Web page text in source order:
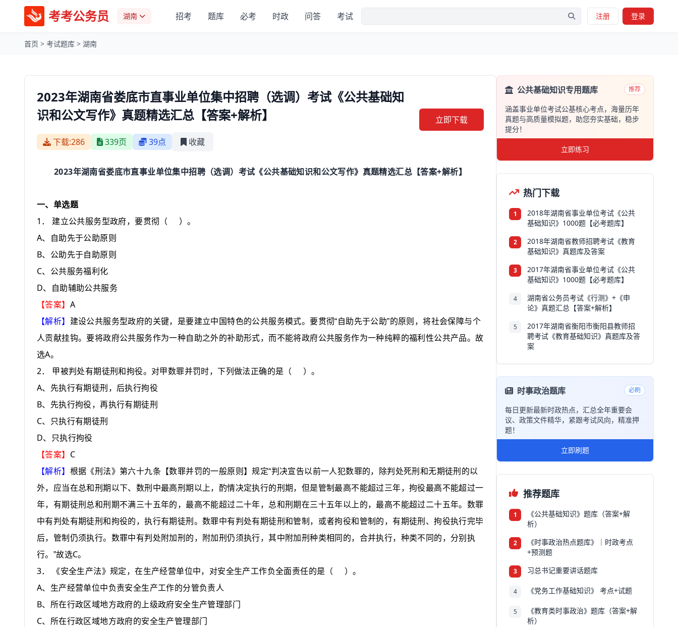
考考公务员 湖南 招考 题库 必考 时政 问答 考试 注册 登录
首页 > 考试题库 > 湖南
2023年湖南省娄底市直事业单位集中招聘（选调）考试《公共基础知
识和公文写作》真题精选汇总【答案+解析】
下载:286 339页 39点 收藏
立即下载
2023年湖南省娄底市直事业单位集中招聘（选调）考试《公共基础知识和公文写作》真题精选汇总【答案+解析】
一、单选题
1 ． 建立公共服务型政府，要贯彻 （ ）。
A、自助先于公助原则
B、公助先于自助原则
C、公共服务福利化
D、自助辅助公共服务
【答案】 A
【解析】 建设公共服务型政府的关键，是要建立中国特色的公共服务模式。要贯彻“自助先于公助”的原则，将社会保障与个
人贡献挂钩。要将政府公共服务作为一种自助之外的补助形式，而不能将政府公共服务作为一种纯粹的福利性公共产品。故
选A。
2． 甲被判处有期徒刑和拘役。对甲数罪并罚时，下列做法正确的是 （ ）。
A、先执行有期徒刑，后执行拘役
B、先执行拘役，再执行有期徒刑
C、只执行有期徒刑
D、只执行拘役
【答案】 C
【解析】 根据《刑法》第六十九条【数罪并罚的一般原则】规定“判决宣告以前一人犯数罪的，除判处死刑和无期徒刑的以
外，应当在总和刑期以下、数刑中最高刑期以上，酌情决定执行的刑期，但是管制最高不能超过三年，拘役最高不能超过一
年，有期徒刑总和刑期不满三十五年的，最高不能超过二十年，总和刑期在三十五年以上的，最高不能超过二十五年。数罪
中有判处有期徒刑和拘役的，执行有期徒刑。数罪中有判处有期徒刑和管制，或者拘役和管制的，有期徒刑、拘役执行完毕
后，管制仍须执行。数罪中有判处附加刑的，附加刑仍须执行，其中附加刑种类相同的，合并执行，种类不同的，分别执
行。”故选C。
3． 《安全生产法》规定，在生产经营单位中，对安全生产工作负全面责任的是（ ）。
A、生产经营单位中负责安全生产工作的分管负责人
B、所在行政区域地方政府的上级政府安全生产管理部门
C、所在行政区域地方政府的安全生产管理部门
公共基础知识专用题库 推荐
涵盖事业单位考试公基核心考点，海量历年
真题与高质量模拟题，助您夯实基础，稳步
提分！
立即练习
热门下载
1
2018年湖南省事业单位考试《公共
基础知识》1000题【必考题库】
2
2018年湖南省教师招聘考试《教育
基础知识》真题库及答案
3
2017年湖南省事业单位考试《公共
基础知识》1000题【必考题库】
4
湖南省公务员考试《行测》+《申
论》真题汇总【答案+解析】
5
2017年湖南省衡阳市衡阳县教师招
聘考试《教育基础知识》真题库及答
案
时事政治题库 必刷
每日更新最新时政热点，汇总全年重要会
议、政策文件精华，紧跟考试风向，精准押
题！
立即刷题
推荐题库
1
《公共基础知识》题库（答案+解
析）
2
《时事政治热点题库》｜时政考点
+预测题
3 习总书记重要讲话题库
4 《党务工作基础知识》 考点+试题
5
《教育类时事政治》题库（答案+解
析）